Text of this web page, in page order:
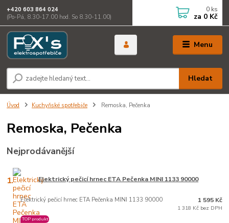
Menu
Hledat
+420 603 864 024
(Po-Pá, 8.30-17.00 hod. So 8.30-11.00)
0 ks
za 0 Kč
Úvod Kuchyňské spotřebiče Remoska, Pečenka
Remoska, Pečenka
Nejprodávanější
1. Elektrický pečicí hrnec ETA Pečenka MINI 1133 90000
Elektrický pečicí hrnec ETA Pečenka MINI 1133 90000
TOP produkt
1 595 Kč
1 318 Kč bez DPH